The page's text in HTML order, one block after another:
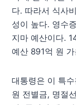
다. 따라서 식사
성이 높다. 영수
지마 예산이다.
예산 891억 원
대통령은 이 특
원 전별금, 명절